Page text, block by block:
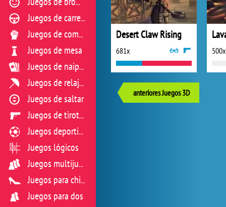
Desert Claw Rising
681x 500x
anteriores Juegos 3D
Juegos de broma
Juegos de carreras
Juegos de combate
Juegos de mesa
Juegos de naipes
Juegos de relajación
Juegos de saltar
Juegos de tiroteo
Juegos deportivos
Juegos lógicos
Juegos multijugador
Juegos para chicas
Juegos para dos